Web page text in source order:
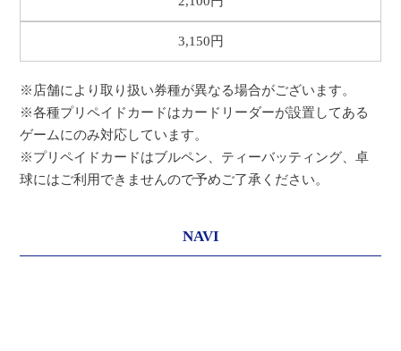
3,150円
※店舗により取り扱い券種が異なる場合がございます。
※各種プリペイドカードはカードリーダーが設置してある
ゲームにのみ対応しています。
※プリペイドカードはブルペン、ティーバッティング、卓
球にはご利用できませんので予めご了承ください。
NAVI